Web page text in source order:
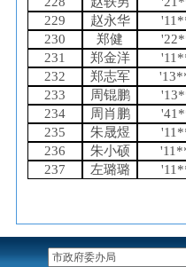
229
赵永华
230
郑健
231
郑金洋
232
郑志军
233
周锟鹏
234
周肖鹏
235
朱晟煜
236
朱小硕
237
左璐璐